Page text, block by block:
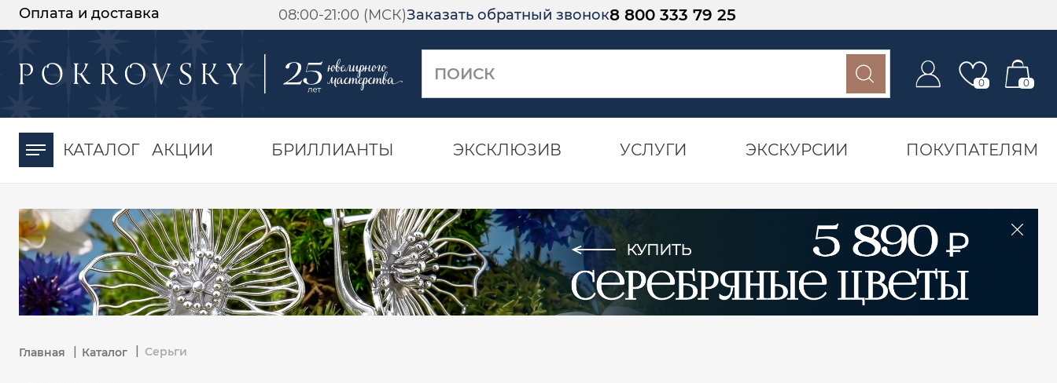
Оплата и доставка 08:00-21:00 (МСК)Заказать обратный звонок8 800 333 79 25
0 0
КАТАЛОГ АКЦИИ БРИЛЛИАНТЫ ЭКСКЛЮЗИВ УСЛУГИ ЭКСКУРСИИ ПОКУПАТЕЛЯМ
Главная | Каталог Серьги
-30%
момента оплаты